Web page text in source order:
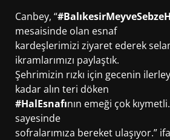
Canbey, “
mesaisinde olan esnaf
kardeşlerimizi ziyaret ederek
ikramlarımızı paylaştık.
Şehrimizin rızkı için gecenin
kadar alın teri döken
#HalEsnafının emeği çok
sayesinde
sofralarımıza bereket ulaşıyor.”